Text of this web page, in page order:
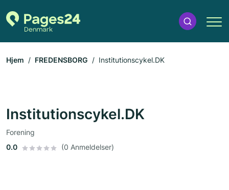
Hjem FREDENSBORG Institutionscykel.DK
Institutionscykel.DK
Forening
0.0
(0 Anmeldelser)